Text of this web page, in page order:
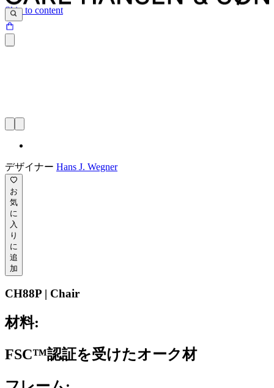
Skip to content
デザイナー Hans J. Wegner
お
気
に
入
り
に
追
加
CH88P | Chair
材料:
FSC™認証を受けたオーク材